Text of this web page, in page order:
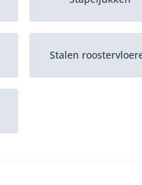
Stalen